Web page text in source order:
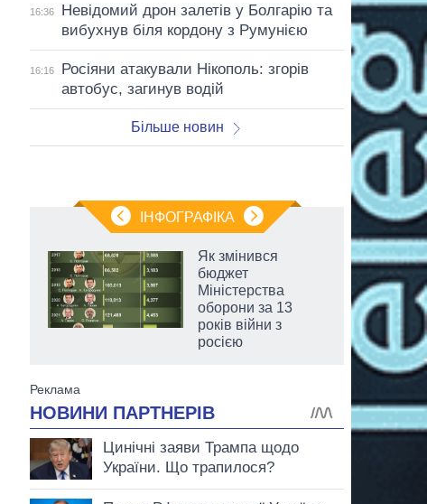
16:36
Невідомий дрон залетів у Болгарію та
вибухнув біля кордону з Румунією
16:16
Росіяни атакували Нікополь: згорів
автобус, загинув водій
Більше новин
ІНФОГРАФІКА
Як змінився
бюджет
Міністерства
оборони за 13
років війни з
росією